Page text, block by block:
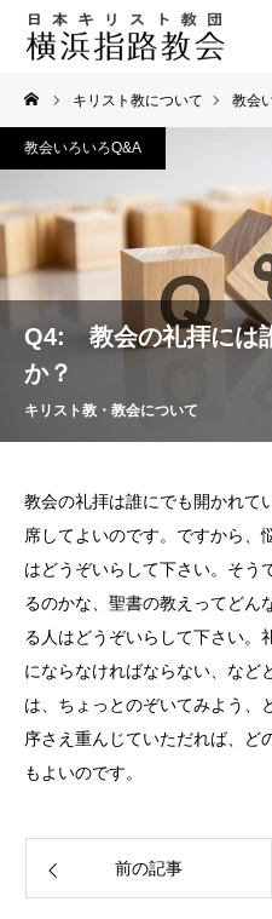
キリスト教について 教会
Q4: 教会の礼拝には
か？
キリスト教・教会について
教会いろいろQ&A
教会の礼拝は誰にでも開かれて
席してよいのです。ですから、
はどうぞいらして下さい。そう
るのかな、聖書の教えってどん
る人はどうぞいらして下さい。
にならなければならない、など
は、ちょっとのぞいてみよう、
序さえ重んじていただれば、ど
もよいのです。
前の記事